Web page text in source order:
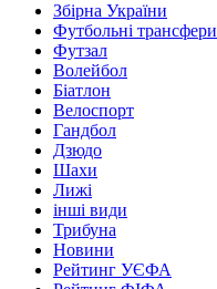
Збірна України
Футбольні трансфери
Футзал
Волейбол
Біатлон
Велоспорт
Гандбол
Дзюдо
Шахи
Лижі
інші види
Трибуна
Новини
Рейтинг УЄФА